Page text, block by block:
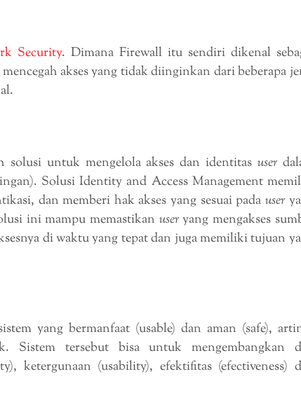
Security. Dimana Firewall itu sendiri dikenal
akses yang tidak diinginkan dari beberapa
untuk mengelola akses dan identitas user
Solusi Identity and Access Management
dan memberi hak akses yang sesuai pada user
ini mampu memastikan useryang mengakses
di waktu yang tepat dan juga memiliki tujuan
yang bermanfaat (usable) dan aman (safe),
Sistem tersebut bisa untuk mengembangkan
ketergunaan (usability), efektifitas (efectiveness)